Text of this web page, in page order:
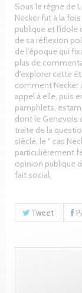
Sous le règne de
Necker fut à la
publique et l'idole
de sa réflexion
de l'époque qui
plus de
d'explorer cette
comment Necker
appel à elle, puis
pamphlets,
dont le Genevois
traite de la
siècle, le " cas
particulièrement
opinion publique
fait social.
Tweet